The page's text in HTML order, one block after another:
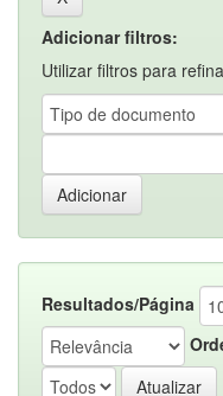
Adicionar filtros:
Utilizar filtros para
Resultados/Página